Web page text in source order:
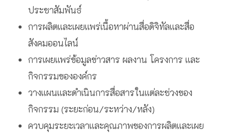
ประชาสัมพันธ์
การผลิตและเผยแพร่เนื้อหาผ่านสื่อดิจิทัลและสื่อ
สังคมออนไลน์
การเผยแพร่ข้อมูลข่าวสาร ผลงาน โครงการ และ
กิจกรรมขององค์กร
วางแผนและดำเนินการสื่อสารในแต่ละช่วงของ
กิจกรรม (ระยะก่อน/ระหว่าง/หลัง)
ควบคุมระยะเวลาและคุณภาพของการผลิตและเผย